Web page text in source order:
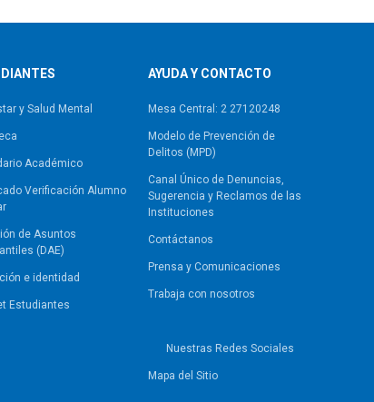
y Salud Mental
Académico
Verificación Alumno
de Asuntos
(DAE)
e identidad
Estudiantes
AYUDA Y CONTACTO
Mesa Central: 2 27120248
Modelo de Prevención de
Delitos (MPD)
Canal Único de Denuncias,
Sugerencia y Reclamos de las
Instituciones
Contáctanos
Prensa y Comunicaciones
Trabaja con nosotros
Nuestras Redes Sociales
Mapa del Sitio